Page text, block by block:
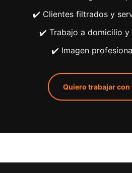
✔️ Clientes filtrados y
✔️ Trabajo a domicilio y
✔️ Imagen
Quiero trabajar